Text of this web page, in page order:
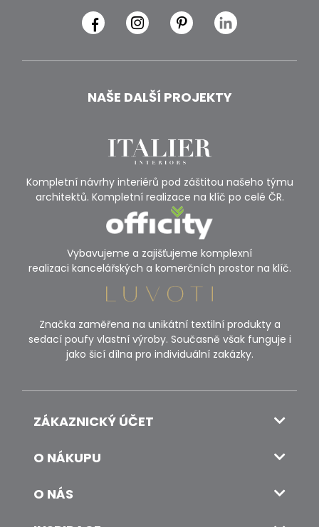
NAŠE DALŠÍ PROJEKTY
Kompletní návrhy interiérů pod záštitou našeho týmu
architektů. Kompletní realizace na klíč po celé ČR.
Vybavujeme a zajišťujeme komplexní
realizaci kancelářských a komerčních prostor na klíč.
Značka zaměřena na unikátní textilní produkty a
sedací poufy vlastní výroby. Současně však funguje i
jako šicí dílna pro individuální zakázky.
ZÁKAZNICKÝ ÚČET
O NÁKUPU
O NÁS